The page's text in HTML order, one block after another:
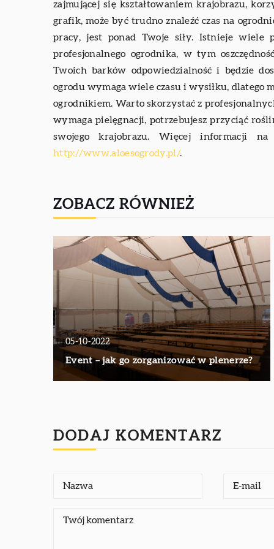
zajmującej się kształtowaniem krajobrazu,
grafik, może być trudno znaleźć czas na
pracy, jest ponad Twoje siły. Istnieje wiele
profesjonalnego ogrodnika, w tym
Twoich barków odpowiedzialność i będzie
ogrodu wymaga wiele czasu i wysiłku, dlatego
ogrodnikiem. Warto skorzystać z
wymaga pielęgnacji, potrzebujesz przyciąć
swojego krajobrazu. Więcej informacji
http://www.aloesogrody.pl/.
ZOBACZ RÓWNIEŻ
05-10-2022
Event – jak go zorganizować w plenerze?
DODAJ KOMENTARZ